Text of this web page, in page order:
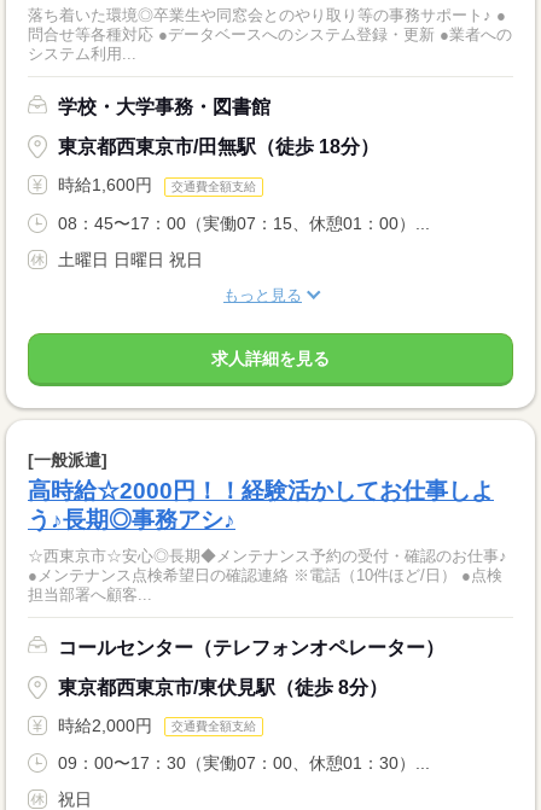
落ち着いた環境◎卒業生や同窓会とのやり取り等の事務サポート♪ ●
問合せ等各種対応 ●データベースへのシステム登録・更新 ●業者への
システム利用...
学校・大学事務・図書館
東京都西東京市/田無駅（徒歩 18分）
時給1,600円 交通費全額支給
08：45〜17：00（実働07：15、休憩01：00）...
土曜日 日曜日 祝日
もっと見る
求人詳細を見る
[一般派遣]
高時給☆2000円！！経験活かしてお仕事しよ
う♪長期◎事務アシ♪
☆西東京市☆安心◎長期◆メンテナンス予約の受付・確認のお仕事♪
●メンテナンス点検希望日の確認連絡 ※電話（10件ほど/日） ●点検
担当部署へ顧客...
コールセンター（テレフォンオペレーター）
東京都西東京市/東伏見駅（徒歩 8分）
時給2,000円 交通費全額支給
09：00〜17：30（実働07：00、休憩01：30）...
祝日